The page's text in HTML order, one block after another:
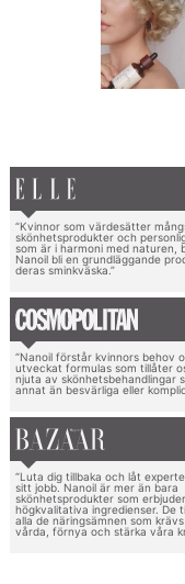
“Kvinnor som värdesätter
skönhetsprodukter och
som är i harmoni med naturen,
Nanoil bli en grundläggande
deras sminkväska.”
“Nanoil förstår kvinnors behov
utveckat formulas som tillåter
njuta av skönhetsbehandlingar
annat än besvärliga eller
“Luta dig tillbaka och låt
sitt jobb. Nanoil är mer än bara
skönhetsprodukter som erbjuder
högkvalitativa ingredienser. De
alla de näringsämnen som
vårda, förnya och stärka våra